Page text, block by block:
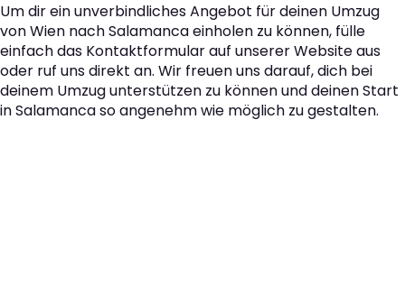
Um dir ein unverbindliches Angebot für deinen Umzug
von Wien nach Salamanca einholen zu können, fülle
einfach das Kontaktformular auf unserer Website aus
oder ruf uns direkt an. Wir freuen uns darauf, dich bei
deinem Umzug unterstützen zu können und deinen Start
in Salamanca so angenehm wie möglich zu gestalten.